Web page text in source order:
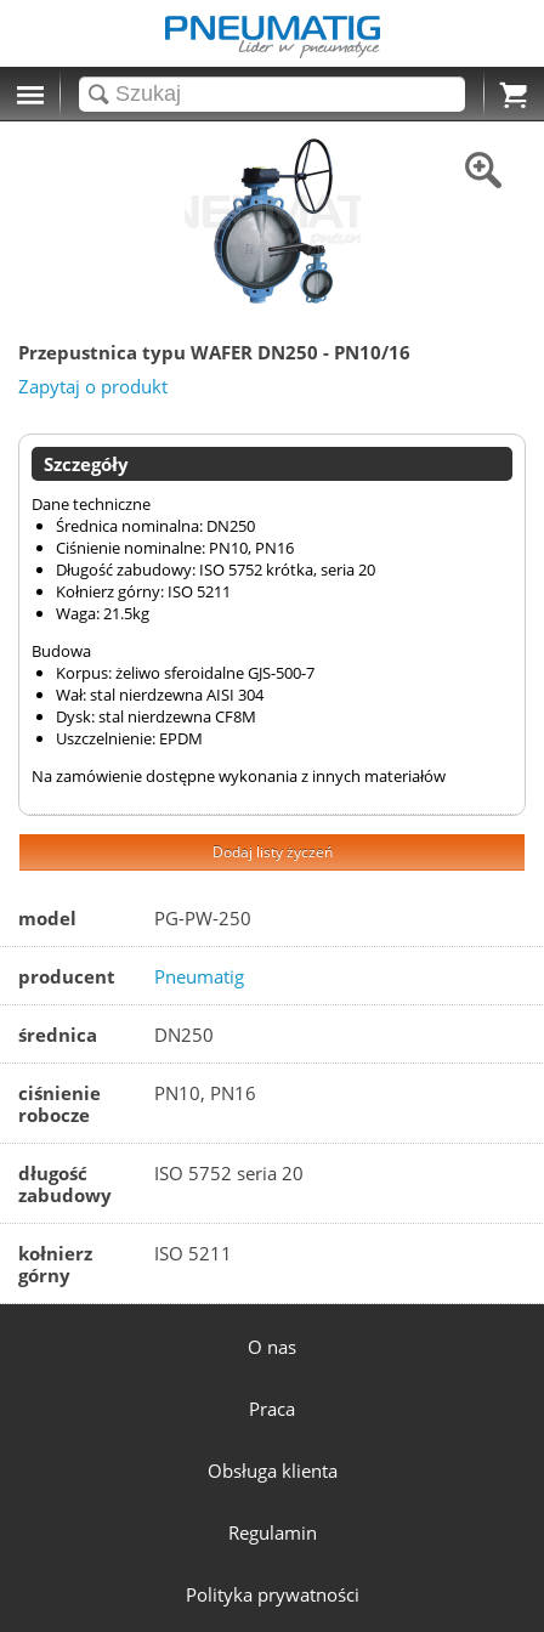
Cart
Przepustnica typu WAFER DN250 - PN10/16
Zapytaj o produkt
Szczegóły
Dane techniczne
Średnica nominalna: DN250
Ciśnienie nominalne: PN10, PN16
Długość zabudowy: ISO 5752 krótka, seria 20
Kołnierz górny: ISO 5211
Waga: 21.5kg
Budowa
Korpus: żeliwo sferoidalne GJS-500-7
Wał: stal nierdzewna AISI 304
Dysk: stal nierdzewna CF8M
Uszczelnienie: EPDM
Na zamówienie dostępne wykonania z innych materiałów
Dodaj listy życzeń
model PG-PW-250
producent Pneumatig
średnica DN250
ciśnienie
robocze
PN10, PN16
długość
zabudowy
ISO 5752 seria 20
kołnierz
górny
ISO 5211
O nas
Praca
Obsługa klienta
Regulamin
Polityka prywatności